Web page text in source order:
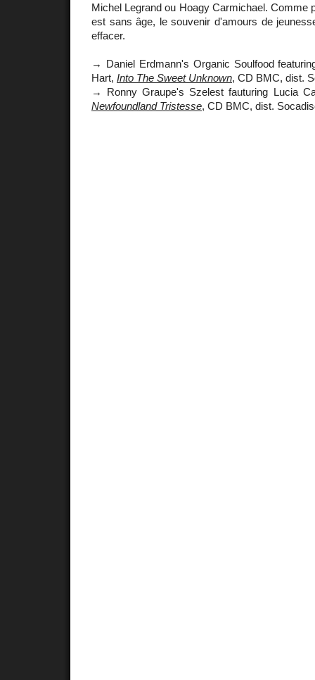
Michel Legrand ou Hoagy Carmichael. Comme
est sans âge, le souvenir d'amours de
effacer.
→ Daniel Erdmann's Organic Soulfood
Hart, Into The Sweet Unknown, CD BMC, dist.
→ Ronny Graupe's Szelest fauturing Lucia
Newfoundland Tristesse, CD BMC, dist.